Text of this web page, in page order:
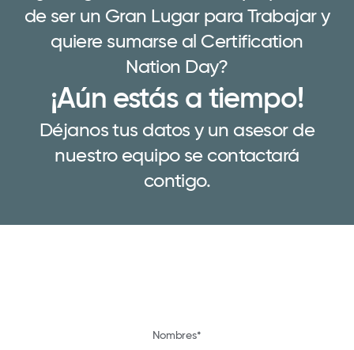
de ser un Gran Lugar para Trabajar y
quiere sumarse al Certification
Nation Day?
¡Aún estás a tiempo!
Déjanos tus datos y un asesor de
nuestro equipo se contactará
contigo.
Nombres